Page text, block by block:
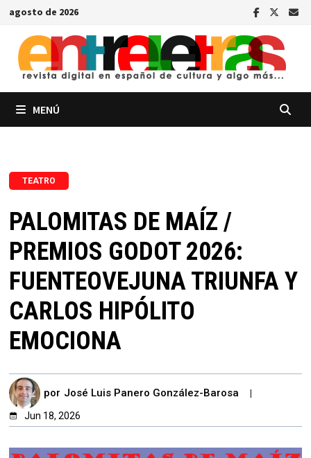
Saltar
contenido
agosto de 2026
MENÚ
TEATRO
PALOMITAS DE MAÍZ /
PREMIOS GODOT 2026:
FUENTEOVEJUNA TRIUNFA Y
CARLOS HIPÓLITO
EMOCIONA
por José Luis Panero González-Barosa
Jun 18, 2026